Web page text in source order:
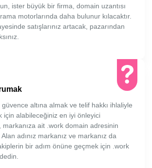
ister büyük bir firma, domain uzantısı
motorlarında daha bulunur kılacaktır.
satışlarınız artacak, pazarından
güvence altına almak ve telif hakkı ihlaliyle
için alabileceğiniz en iyi önleyici
ait .work domain adresinin
adınız markanız ve markanız da
bir adım önüne geçmek için .work